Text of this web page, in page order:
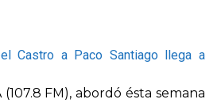
Castro a Paco Santiago llega a
(107.8 FM), abordó ésta semana